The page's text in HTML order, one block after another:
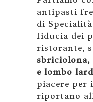
antipasti
di
fiducia dei
ristorante,
sbriciolona,
e lombo
piacere per
riportano